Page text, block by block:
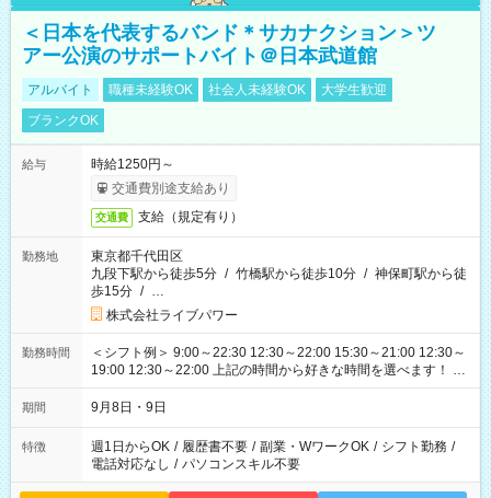
＜日本を代表するバンド＊サカナクション＞ツ
アー公演のサポートバイト＠日本武道館
アルバイト 職種未経験OK 社会人未経験OK
大学生歓迎
ブランクOK
給与
時給1250円～
交通費別途支給あり
交通費 支給（規定有り）
勤務地
東京都千代田区
九段下駅から徒歩5分 / 竹橋駅から徒歩10分 / 神保町駅から徒
歩15分 / …
株式会社ライブパワー
勤務時間
＜シフト例＞ 9:00～22:30 12:30～22:00 15:30～21:00 12:30～
19:00 12:30～22:00 上記の時間から好きな時間を選べます！ ※
時間は変更となる可能性があります
期間 9月8日・9日
特徴 週1日からOK / 履歴書不要 / 副業・WワークOK / シフト勤務 /
電話対応なし / パソコンスキル不要